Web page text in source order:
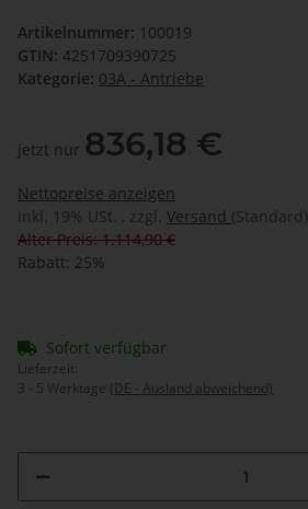
Artikelnummer: 100019
GTIN: 4251709390725
Kategorie: 03A - Antriebe
jetzt nur 836,18 €
Nettopreise anzeigen
inkl. 19% USt. , zzgl. Versand (Standard)
Alter Preis: 1.114,90 €
Rabatt: 25%
Sofort verfügbar
Lieferzeit:
3 - 5 Werktage (DE - Ausland abweichend)